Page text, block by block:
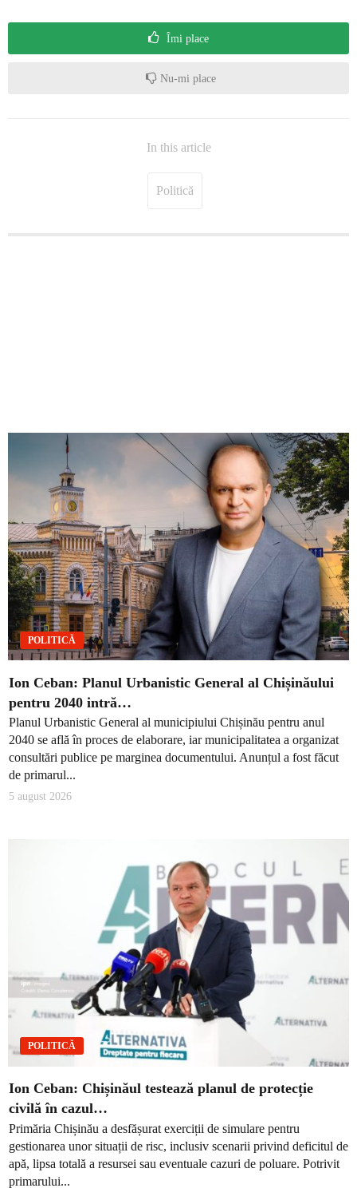
Îmi place
Nu-mi place
In this article
Politică
POLITICĂ
Ion Ceban: Planul Urbanistic General al Chișinăului
pentru 2040 intră…
Planul Urbanistic General al municipiului Chișinău pentru anul
2040 se află în proces de elaborare, iar municipalitatea a organizat
consultări publice pe marginea documentului. Anunțul a fost făcut
de primarul...
5 august 2026
POLITICĂ
Ion Ceban: Chișinăul testează planul de protecție
civilă în cazul…
Primăria Chișinău a desfășurat exerciții de simulare pentru
gestionarea unor situații de risc, inclusiv scenarii privind deficitul de
apă, lipsa totală a resursei sau eventuale cazuri de poluare. Potrivit
primarului...